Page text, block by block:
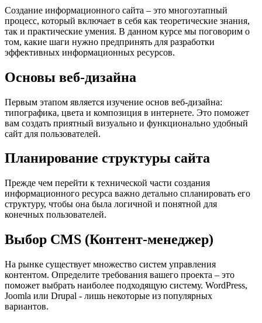
Создание информационного сайта – это многоэтапный
процесс, который включает в себя как теоретические знания,
так и практические умения. В данном курсе мы поговорим о
том, какие шаги нужно предпринять для разработки
эффективных информационных ресурсов.
Основы веб-дизайна
Первым этапом является изучение основ веб-дизайна:
типографика, цвета и композиция в интернете. Это поможет
вам создать приятный визуально и функционально удобный
сайт для пользователей.
Планирование структуры сайта
Прежде чем перейти к технической части создания
информационного ресурса важно детально спланировать его
структуру, чтобы она была логичной и понятной для
конечных пользователей.
Выбор CMS (Контент-менеджер)
На рынке существует множество систем управления
контентом. Определите требования вашего проекта – это
поможет выбрать наиболее подходящую систему. WordPress,
Joomla или Drupal - лишь некоторые из популярных
вариантов.